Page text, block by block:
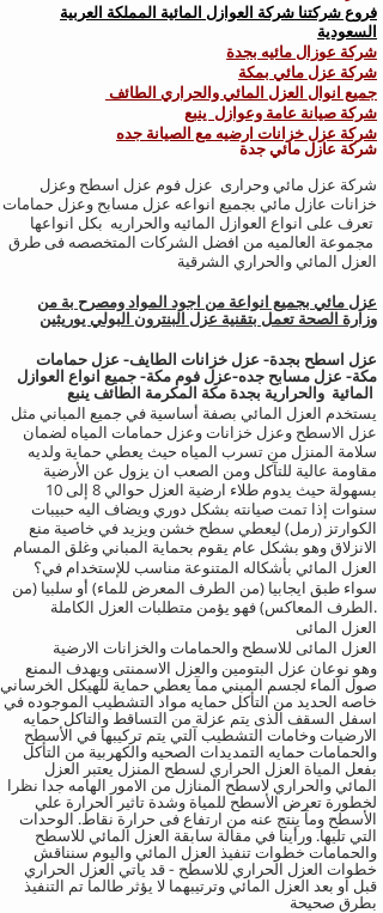
فروع شركتنا شركة العوازل المائية المملكة العربية
السعودية
شركة عوزال مائيه بجدة
شركة عزل مائي بمكة
جميع انوال العزل المائي والحراري الطائف
شركة صيانة عامة وعوازل ينبع
شركة عزل خزانات ارضيه مع الصيانة جده
شركة عازل مائيجدة
شركة عزل مائي وحرارى عزل فوم عزل اسطح وعزل
خزانات عازل مائي بجميع انواعه عزل مسابح وعزل حمامات
تعرف على انواع العوازل المائيه والحراريه بكل انواعها
مجموعة العالميه من افضل الشركات المتخصصه فى طرق
العزل المائي والحراري الشرقية
عزل مائي بجميع انواعة من اجود المواد ومصرح بة من
وزارة الصحة تعمل بتقنية عزل البنترون البولي يوريثين
عزل اسطح بجدة- عزل خزانات الطايف- عزل حمامات
مكة- عزل مسابح جده-عزل فوم مكة- جميع انواع العوازل
يستخدم العزل المائي بصفة أساسية في جميع المباني مثل
عزل الاسطح وعزل خزانات وعزل حمامات المياه لضمان
سلامة المنزل من تسرب المياه حيث يعطي حماية ولديه
مقاومة عالية للتآكل ومن الصعب ان يزول عن الأرضية
بسهولة حيث يدوم طلاء ارضية العزل حوالي 8 إلى 10
سنوات إذا تمت صيانته بشكل دوري ويضاف اليه حبيبات
الكوارتز (رمل) ليعطي سطح خشن ويزيد في خاصية منع
الانزلاق وهو بشكل عام يقوم بحماية المباني وغلق المسام
العزل المائي بأشكاله المتنوعة مناسب للإستخدام في؟
سواء طبق ايجابيا (من الطرف المعرض للماء) أو سلبيا (من
الطرف المعاكس) فهو يؤمن متطلبات العزل الكاملة.
العزل المائى
العزل المائى للاسطح والحمامات والخزانات الارضية
وهو نوعان عزل البتومين والعزل الاسمنتى ويهدف الىمنع
صول الماء لجسم المبني ممآ يعطي حماية للهيكل الخرساني
خاصه الحديد من التأكل حمايه مواد التشطيب الموجوده في
اسفل السقف الذى يتم عزلة من التساقط والتاكل حمايه
الارضيات وخامات التشطيب آلتي يتم تركيبها في الأسطح
والحمامات حمايه التمديدات الصحيه والكهربية من التأكل
بفعل المياة العزل الحراري لسطح المنزل يعتبر العزل
المائي والحراري لاسطح المنازل من الامور الهامه جدا نظرا
لخطورة تعرض الأسطح للمياة وشدة تاثير الحرارة علي
الأسطح ومآ ينتج عنه من ارتفاع فى حرارة نقاط. الوحدات
التي تليها. ورأينا في مقالة سابقة العزل المائي للاسطح
والحمامات خطوات تنفيذ العزل المائي واليوم سنناقش
خطوات العزل الحراري للاسطح - قد ياتي العزل الحراري
قبل او بعد العزل المائي وترتيبهما لا يؤثر طالما تم التنفيذ
بطرق صحيحة